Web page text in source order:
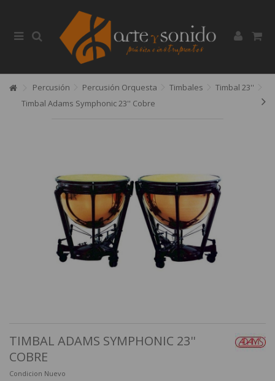
Percusión Percusión Orquesta Timbales
Timbal 23''
Timbal Adams Symphonic 23'' Cobre
TIMBAL ADAMS SYMPHONIC 23''
COBRE
Condicion Nuevo